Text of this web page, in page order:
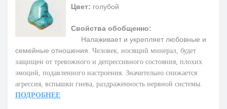
Цвет: голубой
Свойства обобщенно:
Налаживает и укрепляет любовные и
семейные отношения. Человек, носящий минерал, будет
защищен от тревожного и депрессивного состояния, плохих
эмоций, подавленного настроения. Значительно снижается
агрессия, вспышки гнева, раздраженность нервной системы.
ПОДРОБНЕЕ